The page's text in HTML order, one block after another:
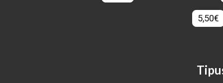
5,50€